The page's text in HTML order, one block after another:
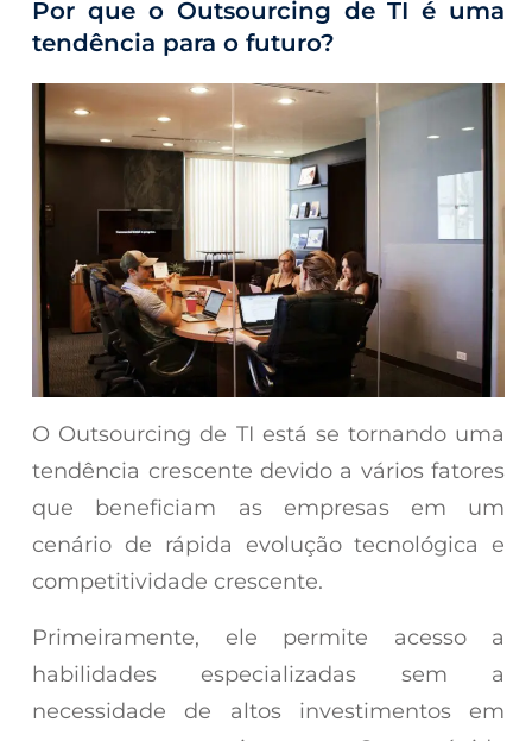
Por que o Outsourcing de TI é uma
tendência para o futuro?
O Outsourcing de TI está se tornando uma
tendência crescente devido a vários fatores
que beneficiam as empresas em um
cenário de rápida evolução tecnológica e
competitividade crescente.
Primeiramente, ele permite acesso a
habilidades especializadas sem a
necessidade de altos investimentos em